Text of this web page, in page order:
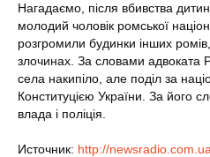
Нагадаємо, після вбивства
молодий чоловік ромської
розгромили будинки інших
злочинах. За словами адвоката
села накипіло, але поділ за
Конституцією України. За його
влада і поліція.
Источник: http://newsradio.com.ua